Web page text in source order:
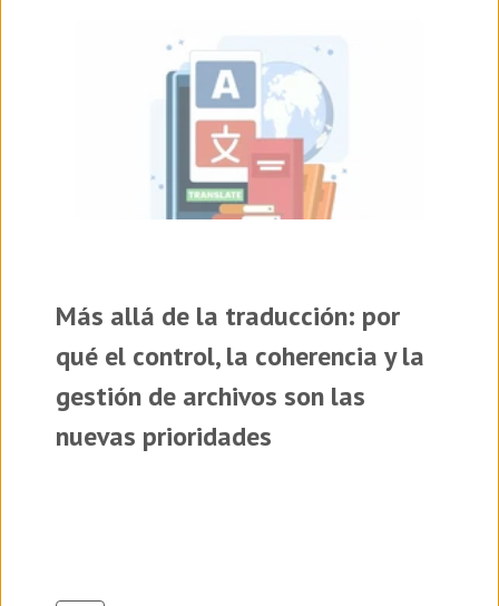
Más allá de la traducción: por
qué el control, la coherencia y la
gestión de archivos son las
nuevas prioridades